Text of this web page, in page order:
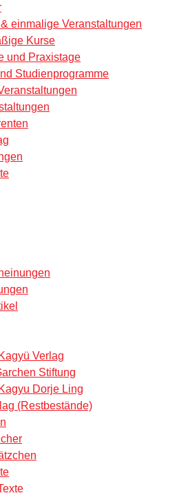
einmalige Veranstaltungen
Kurse
und Praxistage
Studienprogramme
Verlag
Stiftung
Dorje Ling
(Restbestände)